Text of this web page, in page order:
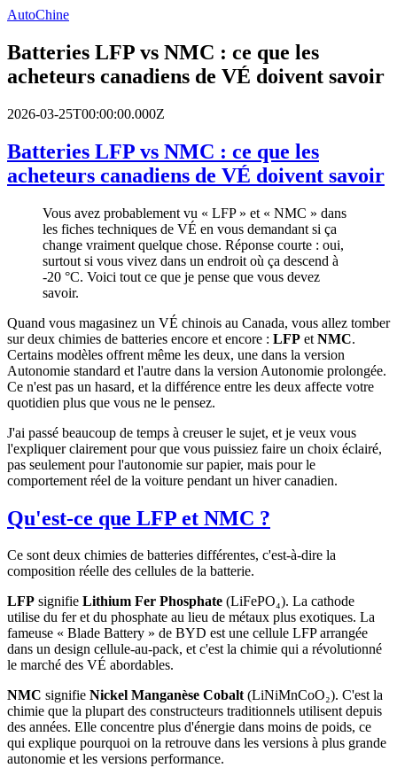
AutoChine
Batteries LFP vs NMC : ce que les
acheteurs canadiens de VÉ doivent savoir
2026-03-25T00:00:00.000Z
Batteries LFP vs NMC : ce que les
acheteurs canadiens de VÉ doivent savoir
Vous avez probablement vu « LFP » et « NMC » dans
les fiches techniques de VÉ en vous demandant si ça
change vraiment quelque chose. Réponse courte : oui,
surtout si vous vivez dans un endroit où ça descend à
-20 °C. Voici tout ce que je pense que vous devez
savoir.
Quand vous magasinez un VÉ chinois au Canada, vous allez tomber
sur deux chimies de batteries encore et encore : LFP et NMC.
Certains modèles offrent même les deux, une dans la version
Autonomie standard et l'autre dans la version Autonomie prolongée.
Ce n'est pas un hasard, et la différence entre les deux affecte votre
quotidien plus que vous ne le pensez.
J'ai passé beaucoup de temps à creuser le sujet, et je veux vous
l'expliquer clairement pour que vous puissiez faire un choix éclairé,
pas seulement pour l'autonomie sur papier, mais pour le
comportement réel de la voiture pendant un hiver canadien.
Qu'est-ce que LFP et NMC ?
Ce sont deux chimies de batteries différentes, c'est-à-dire la
composition réelle des cellules de la batterie.
LFP signifie Lithium Fer Phosphate (LiFePO₄). La cathode
utilise du fer et du phosphate au lieu de métaux plus exotiques. La
fameuse « Blade Battery » de BYD est une cellule LFP arrangée
dans un design cellule-au-pack, et c'est la chimie qui a révolutionné
le marché des VÉ abordables.
NMC signifie Nickel Manganèse Cobalt(LiNiMnCoO₂). C'est la
chimie que la plupart des constructeurs traditionnels utilisent depuis
des années. Elle concentre plus d'énergie dans moins de poids, ce
qui explique pourquoi on la retrouve dans les versions à plus grande
autonomie et les versions performance.